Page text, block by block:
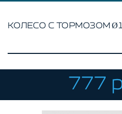
КОМПЛЕКТУЮЩИЕ К ЧПУ
КОЛЕСО С ТОРМОЗОМ
777